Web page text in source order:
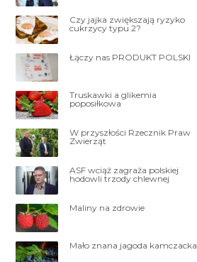
Czy jajka zwiększają ryzyko
cukrzycy typu 2?
Łączy nas PRODUKT POLSKI
Truskawki a glikemia
poposiłkowa
W przyszłości Rzecznik Praw
Zwierząt
ASF wciąż zagraża polskiej
hodowli trzody chlewnej
Maliny na zdrowie
Mało znana jagoda kamczacka